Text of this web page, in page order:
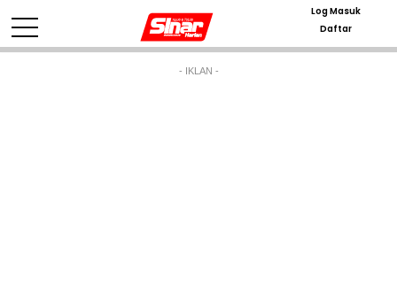
Log Masuk
Daftar
- IKLAN -